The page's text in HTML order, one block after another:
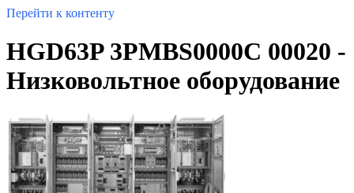
Перейти к контенту
HGD63P 3PMBS0000C 00020 -
Низковольтное оборудование